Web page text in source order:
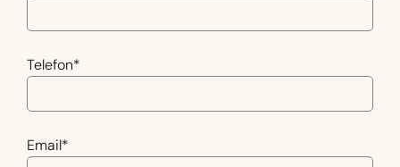
Telefon*
Email*